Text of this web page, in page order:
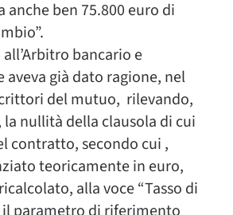
ben 75.800 euro di
bancario e
aveva già dato ragione, nel
del mutuo, rilevando,
nullità della clausola di cui
contratto, secondo cui ,
teoricamente in euro,
alla voce “Tasso di